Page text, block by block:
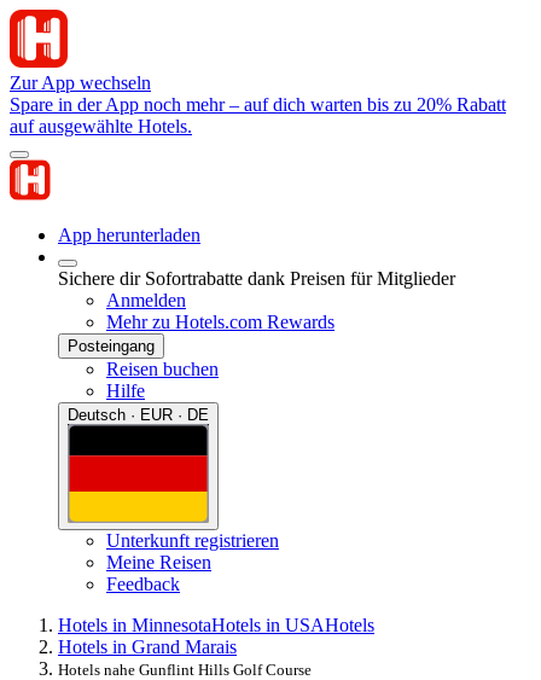
Zur App wechseln
Spare in der App noch mehr – auf dich warten bis zu 20% Rabatt
auf ausgewählte Hotels.
App herunterladen
Sichere dir Sofortrabatte dank Preisen für Mitglieder
Anmelden
Mehr zu Hotels.com Rewards
Posteingang
Reisen buchen
Hilfe
Deutsch · EUR · DE
Unterkunft registrieren
Meine Reisen
Feedback
Hotels in MinnesotaHotels in USAHotels
Hotels in Grand Marais
Hotels nahe Gunflint Hills Golf Course